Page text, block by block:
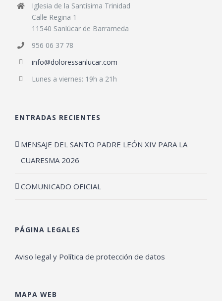
Iglesia de la Santísima Trinidad
Calle Regina 1
11540 Sanlúcar de Barrameda
956 06 37 78
info@doloressanlucar.com
Lunes a viernes: 19h a 21h
ENTRADAS RECIENTES
MENSAJE DEL SANTO PADRE LEÓN XIV PARA LA
CUARESMA 2026
COMUNICADO OFICIAL
PÁGINA LEGALES
Aviso legal y Política de protección de datos
MAPA WEB